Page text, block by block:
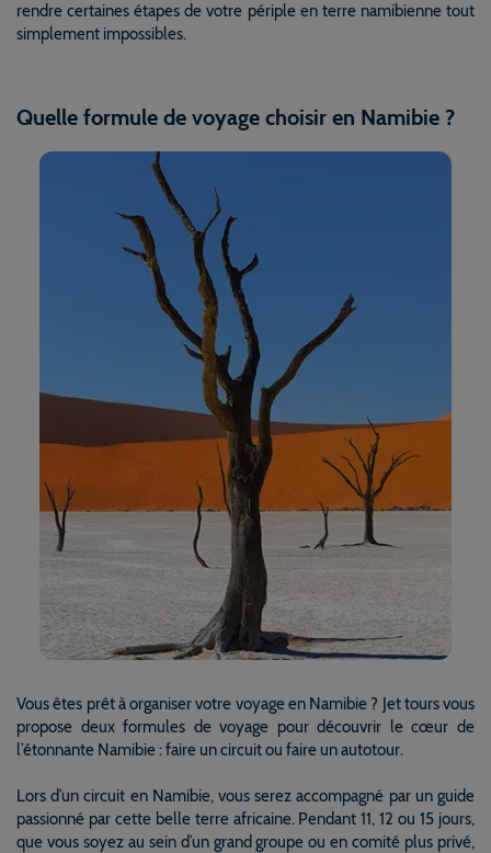
rendre certaines étapes de votre périple en terre namibienne tout
simplement impossibles.
Quelle formule de voyage choisir en Namibie ?
Vous êtes prêt à organiser votre voyage en Namibie ? Jet tours vous
propose deux formules de voyage pour découvrir le cœur de
l’étonnante Namibie : faire un circuit ou faire un autotour.
Lors d’un circuit en Namibie, vous serez accompagné par un guide
passionné par cette belle terre africaine. Pendant 11, 12 ou 15 jours,
que vous soyez au sein d’un grand groupe ou en comité plus privé,